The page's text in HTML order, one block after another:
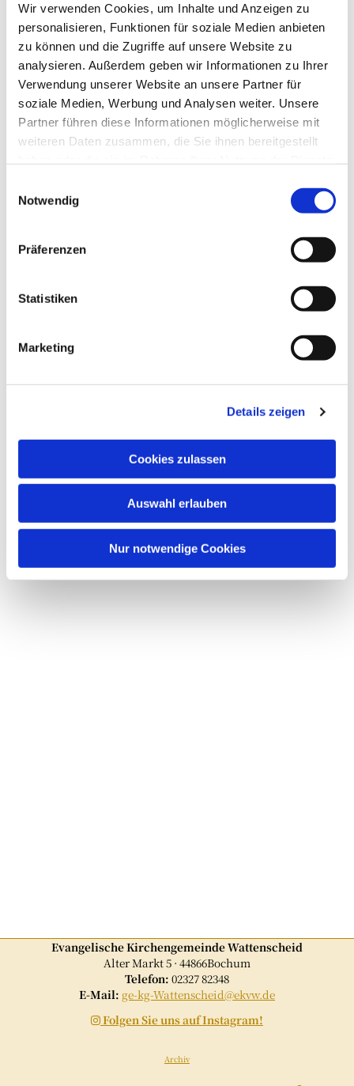
Wir verwenden Cookies, um Inhalte und Anzeigen zu
personalisieren, Funktionen für soziale Medien anbieten
zu können und die Zugriffe auf unsere Website zu
analysieren. Außerdem geben wir Informationen zu Ihrer
Verwendung unserer Website an unsere Partner für
soziale Medien, Werbung und Analysen weiter. Unsere
Partner führen diese Informationen möglicherweise mit
weiteren Daten zusammen, die Sie ihnen bereitgestellt
Notwendig
Präferenzen
Statistiken
Marketing
Details zeigen
Cookies zulassen
Auswahl erlauben
Nur notwendige Cookies
Leiterin N.N.
Telefon
Dies könnte Sie auch
interessieren
Evangelische Kirchengemeinde Wattenscheid
Alter Markt 5 · 44866Bochum
Telefon: 02327 82348
E-Mail: ge-kg-Wattenscheid@ekvw.de
 Folgen Sie uns auf Instagram!
Archiv